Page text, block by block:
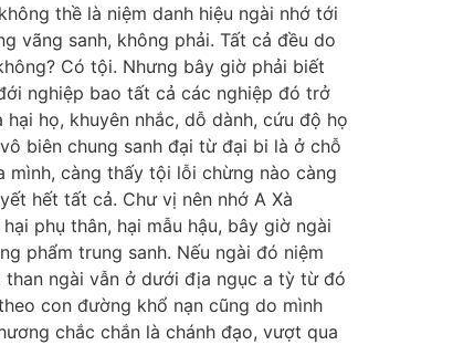
thề là niệm danh hiệu ngài nhớ tới
vãng sanh, không phải. Tất cả đều do
Có tội. Nhưng bây giờ phải biết
nghiệp bao tất cả các nghiệp đó trở
họ, khuyên nhắc, dỗ dành, cứu độ họ
biên chung sanh đại từ đại bi là ở chỗ
càng thấy tội lỗi chừng nào càng
hết tất cả. Chư vị nên nhớ A Xà
phụ thân, hại mẫu hậu, bây giờ ngài
phẩm trung sanh. Nếu ngài đó niệm
ngài vẫn ở dưới địa ngục a tỳ từ đó
con đường khổ nạn cũng do mình
chắc chắn là chánh đạo, vượt qua